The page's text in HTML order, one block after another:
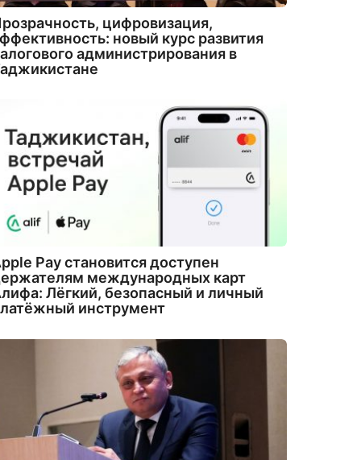
цифровизация,
новый курс развития
администрирования в
Pay становится доступен
международных карт
Лёгкий, безопасный и личный
инструмент